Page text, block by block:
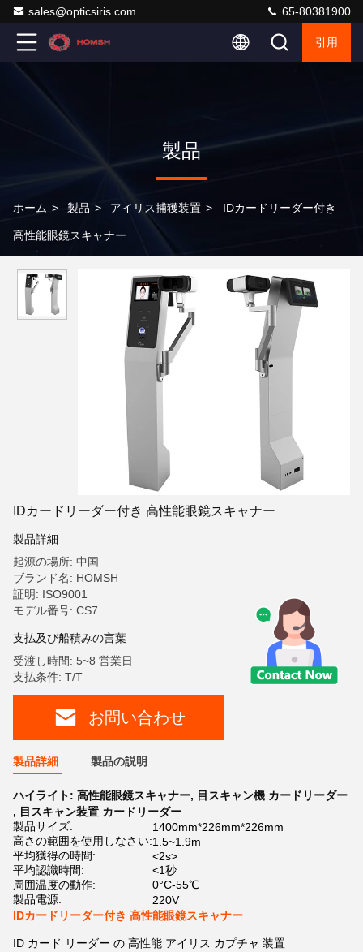
sales@opticsiris.com 65-80381900
引用
製品
ホーム > 製品 > アイリス捕獲装置 > IDカードリーダー付き
高性能眼鏡スキャナー
IDカードリーダー付き 高性能眼鏡スキャナー
製品詳細
起源の場所: 中国
ブランド名: HOMSH
証明: ISO9001
モデル番号: CS7
支払及び船積みの言葉
受渡し時間: 5~8 営業日
支払条件: T/T
お問い合わせ
製品詳細 製品の説明
ハイライト: 高性能眼鏡スキャナー, 目スキャン機 カードリーダー
, 目スキャン装置 カードリーダー
製品サイズ:
1400mm*226mm*226mm
高さの範囲を使用しなさい:1.5~1.9m
平均獲得の時間:
<2s>
平均認識時間:
<1秒
周囲温度の動作:
0°C-55℃
製品電源:
220V
IDカードリーダー付き 高性能眼鏡スキャナー
ID カード リーダー の 高性能 アイリス カプチャ 装置